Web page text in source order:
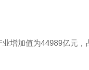
增加值为44989亿元，